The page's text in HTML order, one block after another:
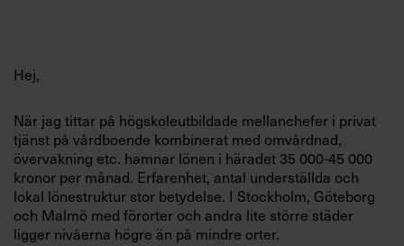
efter:
Hej,
När jag tittar på högskoleutbildade mellanchefer i privat
tjänst på vårdboende kombinerat med omvårdnad,
övervakning etc. hamnar lönen i häradet 35 000-45 000
kronor per månad. Erfarenhet, antal underställda och
lokal lönestruktur stor betydelse. I Stockholm, Göteborg
och Malmö med förorter och andra lite större städer
ligger nivåerna högre än på mindre orter.